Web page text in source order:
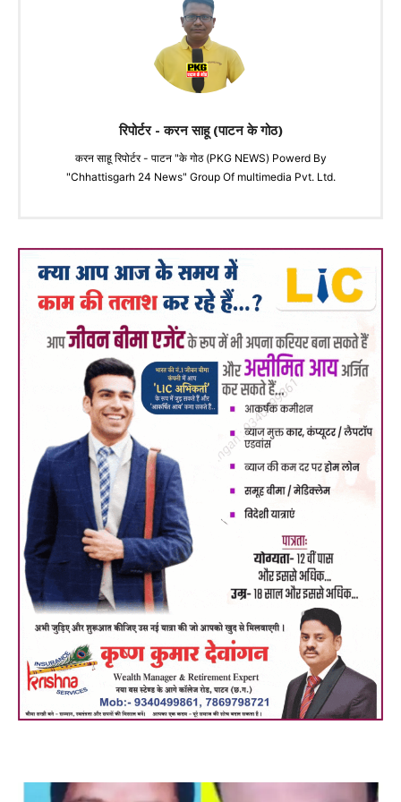
रिपोर्टर - करन साहू (पाटन के गोठ)
करन साहू रिपोर्टर - पाटन "के गोठ (PKG NEWS) Powerd By
"Chhattisgarh 24 News" Group Of multimedia Pvt. Ltd.